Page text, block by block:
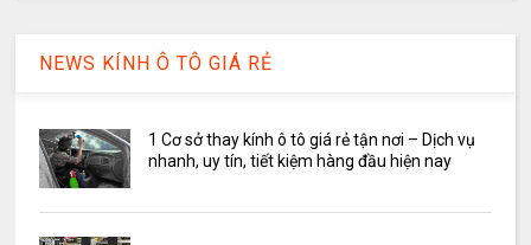
NEWS KÍNH Ô TÔ GIÁ RẺ
1 Cơ sở thay kính ô tô giá rẻ tận nơi – Dịch vụ
nhanh, uy tín, tiết kiệm hàng đầu hiện nay